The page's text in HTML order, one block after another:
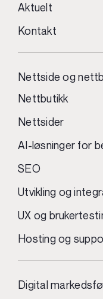
Nettside og
Nettbutikk
Nettsider
AI-løsninger for
SEO
Utvikling og
UX og
Hosting og
Aktuelt
Kontakt
Digital